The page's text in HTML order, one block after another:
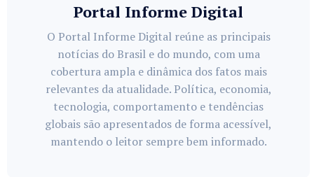
Portal Informe Digital
O Portal Informe Digital reúne as principais
notícias do Brasil e do mundo, com uma
cobertura ampla e dinâmica dos fatos mais
relevantes da atualidade. Política, economia,
tecnologia, comportamento e tendências
globais são apresentados de forma acessível,
mantendo o leitor sempre bem informado.